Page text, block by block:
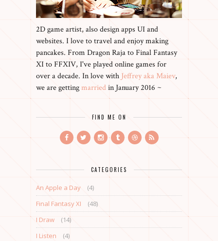
2D game artist, also design apps UI and
websites. I love to travel and enjoy making
pancakes. From Dragon Raja to Final Fantasy
XI to FFXIV, I've played online games for
over a decade. In love with Jeffrey aka Maiev,
we are gettingmarriedin January 2016 ~
FIND ME ON
CATEGORIES
An Apple a Day
(4)
Final Fantasy XI
(48)
I Draw
(14)
I Listen
(4)